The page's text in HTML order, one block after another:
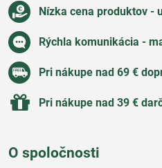
Nízka cena produktov -
Rýchla komunikácia -
Pri nákupe nad 69 €
Pri nákupe nad 39 €
O spoločnosti